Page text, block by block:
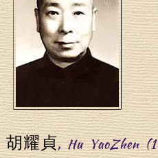
胡耀貞, Hu YaoZhen